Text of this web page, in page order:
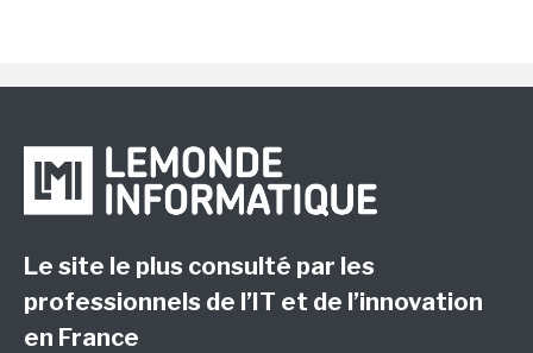
Le site le plus consulté par les
professionnels de l’IT et de l’innovation
en France